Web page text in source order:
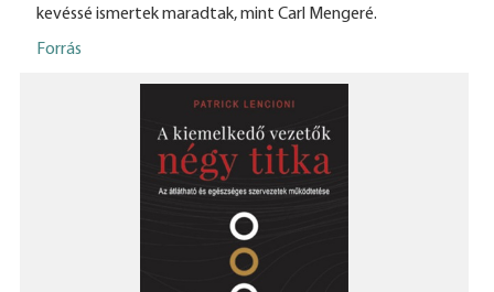
kevéssé ismertek maradtak, mint Carl Mengeré.
Forrás